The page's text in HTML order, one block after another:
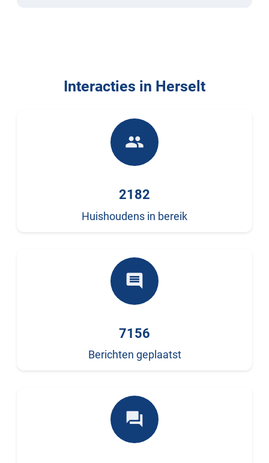
Interacties in Herselt
people
2182
Huishoudens in bereik
comment
7156
Berichten geplaatst
forum